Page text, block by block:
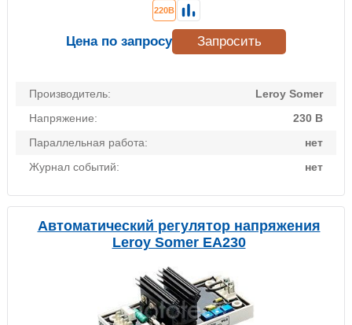
Производитель:
Leroy Somer
Напряжение:
230 В
Параллельная работа:
нет
Журнал событий:
нет
220В
Цена по запросу Запросить
Автоматический регулятор напряжения
Leroy Somer EA230